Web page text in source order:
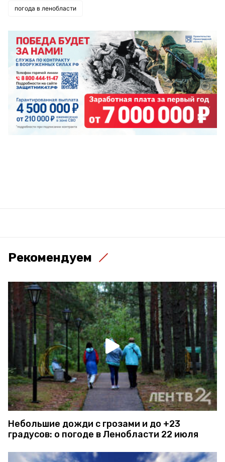
погода в ленобласти
Рекомендуем
Небольшие дожди с грозами и до +23
градусов: о погоде в Ленобласти 22 июля